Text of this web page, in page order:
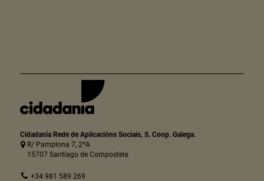
Cidadanía Rede de Aplicacións Sociais, S. Coop. Galega.
R/ Pamplona 7, 2ºA
15707 Santiago de Compostela
+34 981 589 269